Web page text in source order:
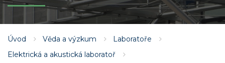
Úvod Věda a výzkum
Laboratoře
Elektrická a akustická laboratoř